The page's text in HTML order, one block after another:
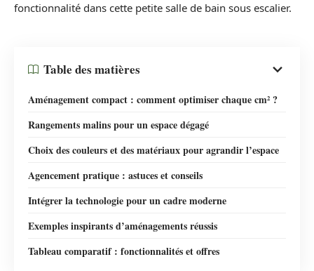
fonctionnalité dans cette petite salle de bain sous escalier.
Table des matières
Aménagement compact : comment optimiser chaque cm² ?
Rangements malins pour un espace dégagé
Choix des couleurs et des matériaux pour agrandir l’espace
Agencement pratique : astuces et conseils
Intégrer la technologie pour un cadre moderne
Exemples inspirants d’aménagements réussis
Tableau comparatif : fonctionnalités et offres